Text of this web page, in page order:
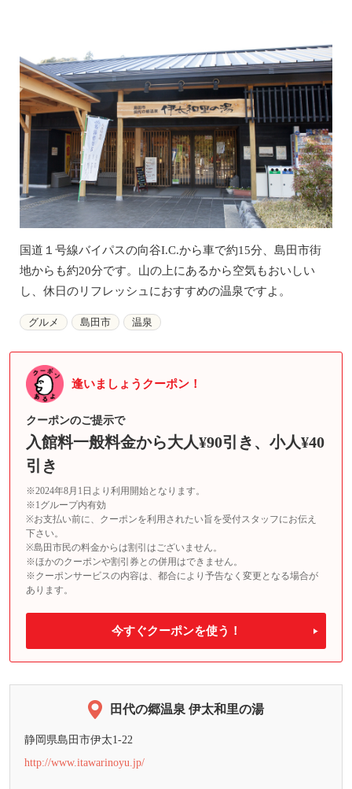
国道１号線バイパスの向谷I.C.から車で約15分、島田市街
地からも約20分です。山の上にあるから空気もおいしい
し、休日のリフレッシュにおすすめの温泉ですよ。
グルメ 島田市 温泉
逢いましょうクーポン！
クーポンのご提示で
入館料一般料金から大人¥90引き、小人¥40
引き
※2024年8月1日より利用開始となります。
※1グループ内有効
※お支払い前に、クーポンを利用されたい旨を受付スタッフにお伝え
下さい。
※島田市民の料金からは割引はございません。
※ほかのクーポンや割引券との併用はできません。
※クーポンサービスの内容は、都合により予告なく変更となる場合が
あります。
今すぐクーポンを使う！
田代の郷温泉 伊太和里の湯
静岡県島田市伊太1-22
http://www.itawarinoyu.jp/